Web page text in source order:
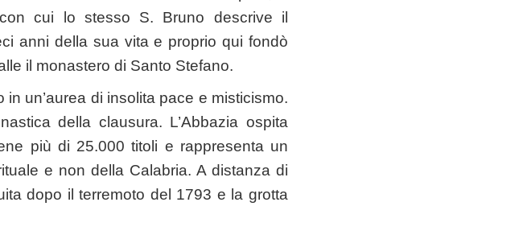
cui lo stesso S. Bruno descrive il
anni della sua vita e proprio qui fondò
il monastero di Santo Stefano.
un’aurea di insolita pace e misticismo.
della clausura. L’Abbazia ospita
più di 25.000 titoli e rappresenta un
e non della Calabria. A distanza di
dopo il terremoto del 1793 e la grotta